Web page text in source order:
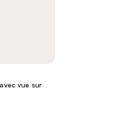
vue sur